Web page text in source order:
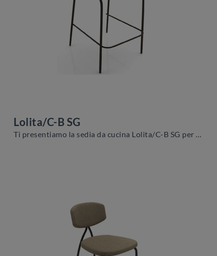
Lolita/C-B SG
Ti presentiamo la sedia da cucina Lolita/C-B SG per atmosfere moderne, tra le più originali Sedie sgabelli di Zamagna.